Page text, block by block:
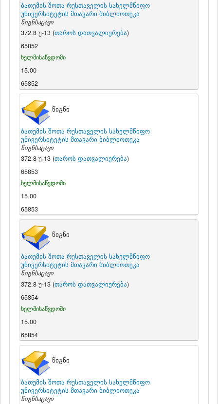
ბათუმის შოთა რუსთაველის სახელმწიფო
უნივერსიტეტის მთავარი ბიბლიოთეკა
წიგნსაცავი
372.8 უ-13 (თაროს დათვალიერება)
65852
ხელმისაწვდომი
15.00
65852
წიგნი
ბათუმის შოთა რუსთაველის სახელმწიფო
უნივერსიტეტის მთავარი ბიბლიოთეკა
წიგნსაცავი
372.8 უ-13 (თაროს დათვალიერება)
65853
ხელმისაწვდომი
15.00
65853
წიგნი
ბათუმის შოთა რუსთაველის სახელმწიფო
უნივერსიტეტის მთავარი ბიბლიოთეკა
წიგნსაცავი
372.8 უ-13 (თაროს დათვალიერება)
65854
ხელმისაწვდომი
15.00
65854
წიგნი
ბათუმის შოთა რუსთაველის სახელმწიფო
უნივერსიტეტის მთავარი ბიბლიოთეკა
წიგნსაცავი